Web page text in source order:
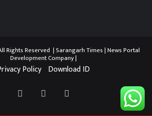
Rights Reserved | Sarangarh Times |News Portal
Development Company|
Policy Download ID
Facebook Twitter